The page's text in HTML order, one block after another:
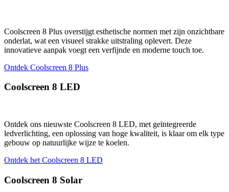
Coolscreen 8 Plus overstijgt esthetische normen met zijn onzichtbare
onderlat, wat een visueel strakke uitstraling oplevert. Deze
innovatieve aanpak voegt een verfijnde en moderne touch toe.
Ontdek Coolscreen 8 Plus
Coolscreen 8 LED
Ontdek ons nieuwste Coolscreen 8 LED, met geïntegreerde
ledverlichting, een oplossing van hoge kwaliteit, is klaar om elk type
gebouw op natuurlijke wijze te koelen.
Ontdek het Coolscreen 8 LED
Coolscreen 8 Solar